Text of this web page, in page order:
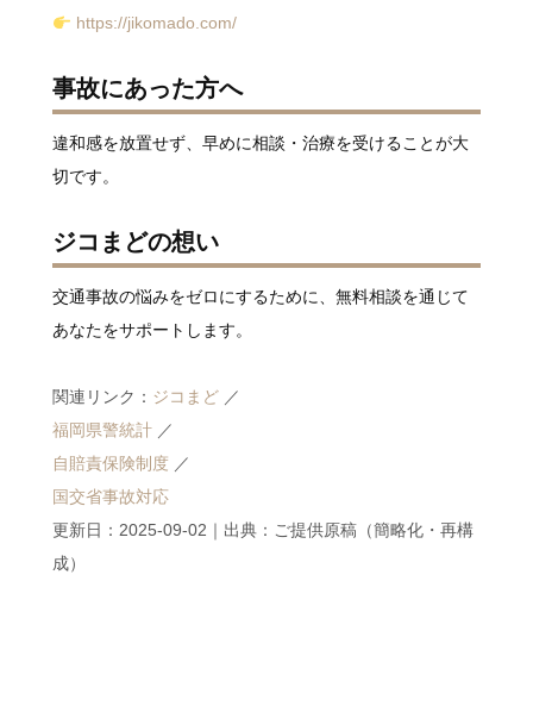
https://jikomado.com/
事故にあった方へ
違和感を放置せず、早めに相談・治療を受けることが大
切です。
ジコまどの想い
交通事故の悩みをゼロにするために、無料相談を通じて
あなたをサポートします。
関連リンク： ジコまど ／
福岡県警統計 ／
自賠責保険制度 ／
国交省事故対応
更新日：2025-09-02｜出典：ご提供原稿（簡略化・再構
成）